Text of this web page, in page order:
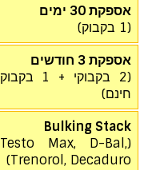
אספקת 30 ימים
(1 בקבוק)
אספקת 3 חודשים
(2 בקבוקי + 1 בקבוק
חינם)
Bulking Stack
(Testo Max, D-Bal,
Trenorol, Decaduro)